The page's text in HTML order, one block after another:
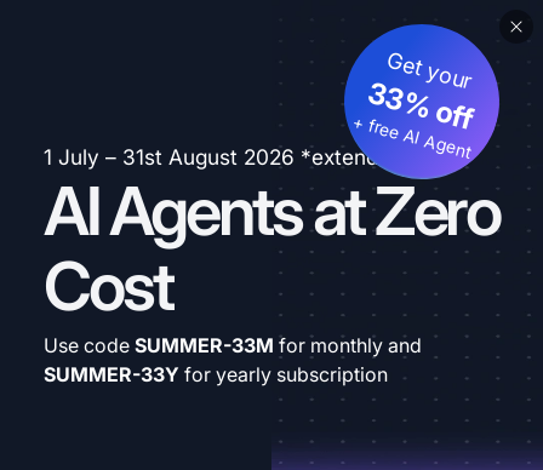
1 July – 31st August 2026 *extended
AI Agents at Zero
Cost
Get your
33% off
+ free AI Agent
Use code SUMMER-33M for monthly and
SUMMER-33Y for yearly subscription